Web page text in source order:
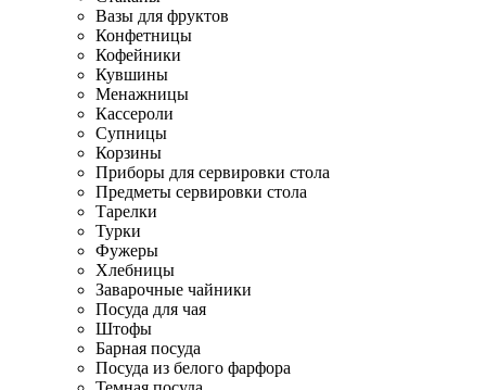
Вазы для фруктов
Конфетницы
Кофейники
Кувшины
Менажницы
Кассероли
Супницы
Корзины
Приборы для сервировки стола
Предметы сервировки стола
Тарелки
Турки
Фужеры
Хлебницы
Заварочные чайники
Посуда для чая
Штофы
Барная посуда
Посуда из белого фарфора